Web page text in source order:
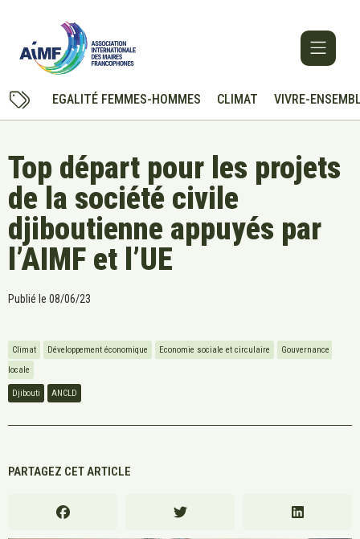
EGALITÉ FEMMES-HOMMES CLIMAT VIVRE-
Top départ pour les projets
de la société civile
djiboutienne appuyés par
l’AIMF et l’UE
Publié le 08/06/23
Climat Développement économique Economie sociale et circulaire
Gouvernance
locale
Djibouti ANCLD
PARTAGEZ CET ARTICLE